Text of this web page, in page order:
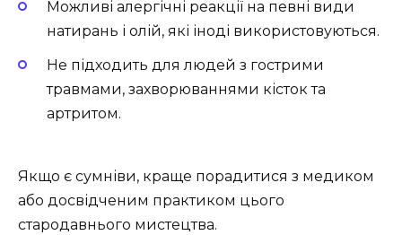
Можливі алергічні реакції на певні види
натирань і олій, які іноді використовуються.
Не підходить для людей з гострими
травмами, захворюваннями кісток та
артритом.
Якщо є сумніви, краще порадитися з медиком
або досвідченим практиком цього
стародавнього мистецтва.